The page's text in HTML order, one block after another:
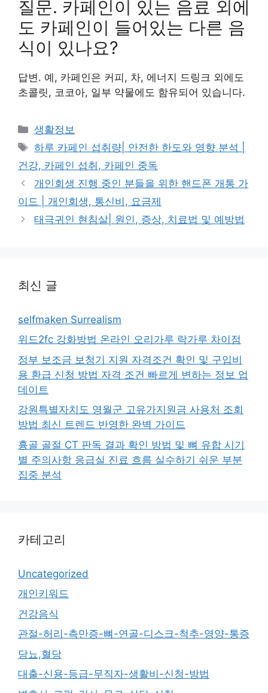
질문. 카페인이 있는 음료 외에
도 카페인이 들어있는 다른 음
식이 있나요?
답변. 예, 카페인은 커피, 차, 에너지 드링크 외에도
초콜릿, 코코아, 일부 약물에도 함유되어 있습니다.
카
테
고
리
생활정보
태
그
하루 카페인 섭취량| 안전한 한도와 영향 분석 |
건강, 카페인 섭취, 카페인 중독
개인회생 진행 중인 분들을 위한 핸드폰 개통 가
이드 | 개인회생, 통신비, 요금제
태극귀인 현침살| 원인, 증상, 치료법 및 예방법
최신 글
selfmaken Surrealism
위드2fc 강화방법 온라인 오리가루 락가루 차이점
정부 보조금 보청기 지원 자격조건 확인 및 구입비
용 환급 신청 방법 자격 조건 빠르게 변하는 정보 업
데이트
강원특별자치도 영월군 고유가지원금 사용처 조회
방법 최신 트렌드 반영한 완벽 가이드
흉골 골절 CT 판독 결과 확인 방법 및 뼈 유합 시기
별 주의사항 응급실 진료 흐름 실수하기 쉬운 부분
집중 분석
카테고리
Uncategorized
개인키워드
건강음식
관절-허리-측만증-뼈-연골-디스크-척추-영양-통증
당뇨,혈당
대출-신용-등급-무직자-생활비-신청-방법